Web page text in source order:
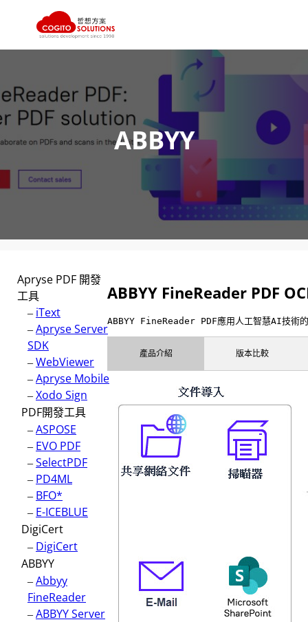
跳
要
內
ABBYY
Apryse PDF 開發
工具
– iText
–Apryse Server
SDK
–WebViewer
–Apryse Mobile
–Xodo Sign
PDF開發工具
–ASPOSE
– EVO PDF
–SelectPDF
– PD4ML
– BFO*
– E-ICEBLUE
DigiCert
– DigiCert
ABBYY
–Abbyy
FineReader
–ABBYY Server
ABBYY FineReader PDF
ABBYY FineReader PDF應用人工智慧AI技術
產品介紹 版本比較